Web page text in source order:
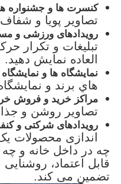
کنسرت ها و جشنواره
تصاویر پویا و
رویدادهای ورزشی و
تبلیغات و تکرار
العاده نمایش دهید.
نمایشگاه ها و
هاي برند و
مراکز خرید و فروش
تصاویر روشن و
رویدادهای شرکتی و
اندازی محصولات
قابل اعتماد، روشنایی
تضمین می کند.